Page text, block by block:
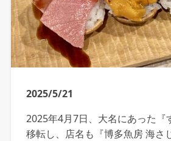
2025/5/21
2025年4月7日、大名にあった『
移転し、店名も『博多魚房 海さ